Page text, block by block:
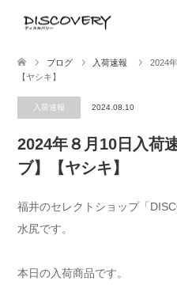
ブログ 入荷速報
2024
【ヤシキ】
入荷速報 2024.08.10
2024年８月10日入荷
ブ】【ヤシキ】
福井のセレクトショップ「
水尻です。
本日の入荷商品です。